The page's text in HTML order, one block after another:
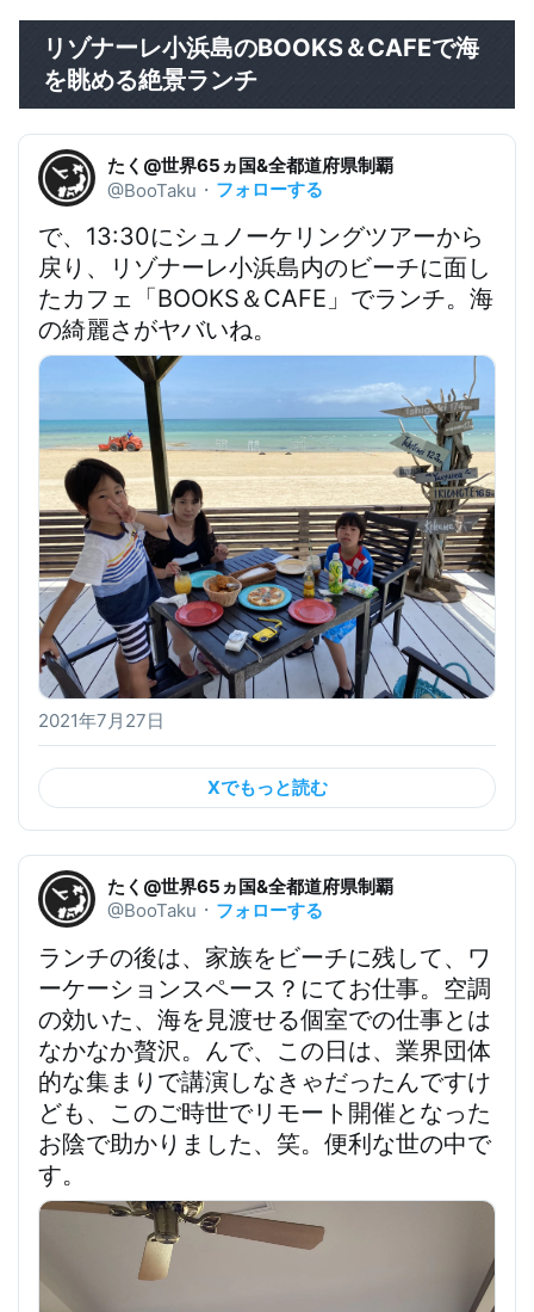
リゾナーレ小浜島のBOOKS＆CAFEで海
を眺める絶景ランチ
たく@世界65ヵ国&全都道府県制覇
@BooTaku ・ フォローする
で、13:30にシュノーケリングツアーから
戻り、リゾナーレ小浜島内のビーチに面し
たカフェ「BOOKS＆CAFE」でランチ。海
の綺麗さがヤバいね。
2021年7月27日
Xでもっと読む
たく@世界65ヵ国&全都道府県制覇
@BooTaku ・ フォローする
ランチの後は、家族をビーチに残して、ワ
ーケーションスペース？にてお仕事。空調
の効いた、海を見渡せる個室での仕事とは
なかなか贅沢。んで、この日は、業界団体
的な集まりで講演しなきゃだったんですけ
ども、このご時世でリモート開催となった
お陰で助かりました、笑。便利な世の中で
す。